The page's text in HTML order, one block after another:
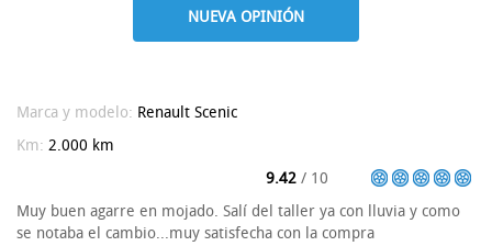
NUEVA OPINIÓN
Marca y modelo: Renault Scenic
Km: 2.000 km
9.42 / 10
Muy buen agarre en mojado. Salí del taller ya con lluvia y como
se notaba el cambio...muy satisfecha con la compra